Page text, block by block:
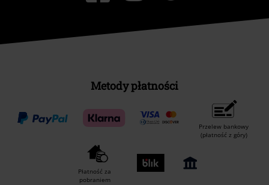
Metody płatności
Przelew bankowy
(płatność z góry)
Płatność za
pobraniem